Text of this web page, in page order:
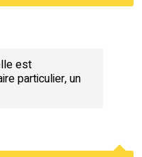
est
particulier, un